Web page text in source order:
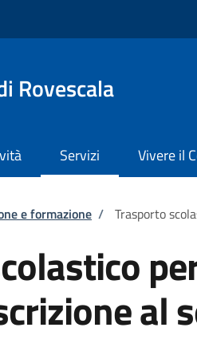
Rovescala
Servizi Vivere il
e formazione / Trasporto
al